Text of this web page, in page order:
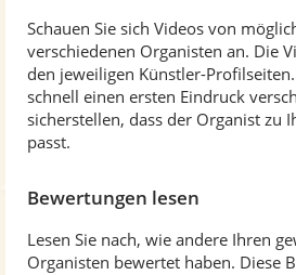
Schauen Sie sich Videos von
verschiedenen Organisten an. Die
den jeweiligen Künstler-
schnell einen ersten Eindruck
sicherstellen, dass der Organist zu
passt.
Bewertungen lesen
Lesen Sie nach, wie andere Ihren
Organisten bewertet haben. Diese